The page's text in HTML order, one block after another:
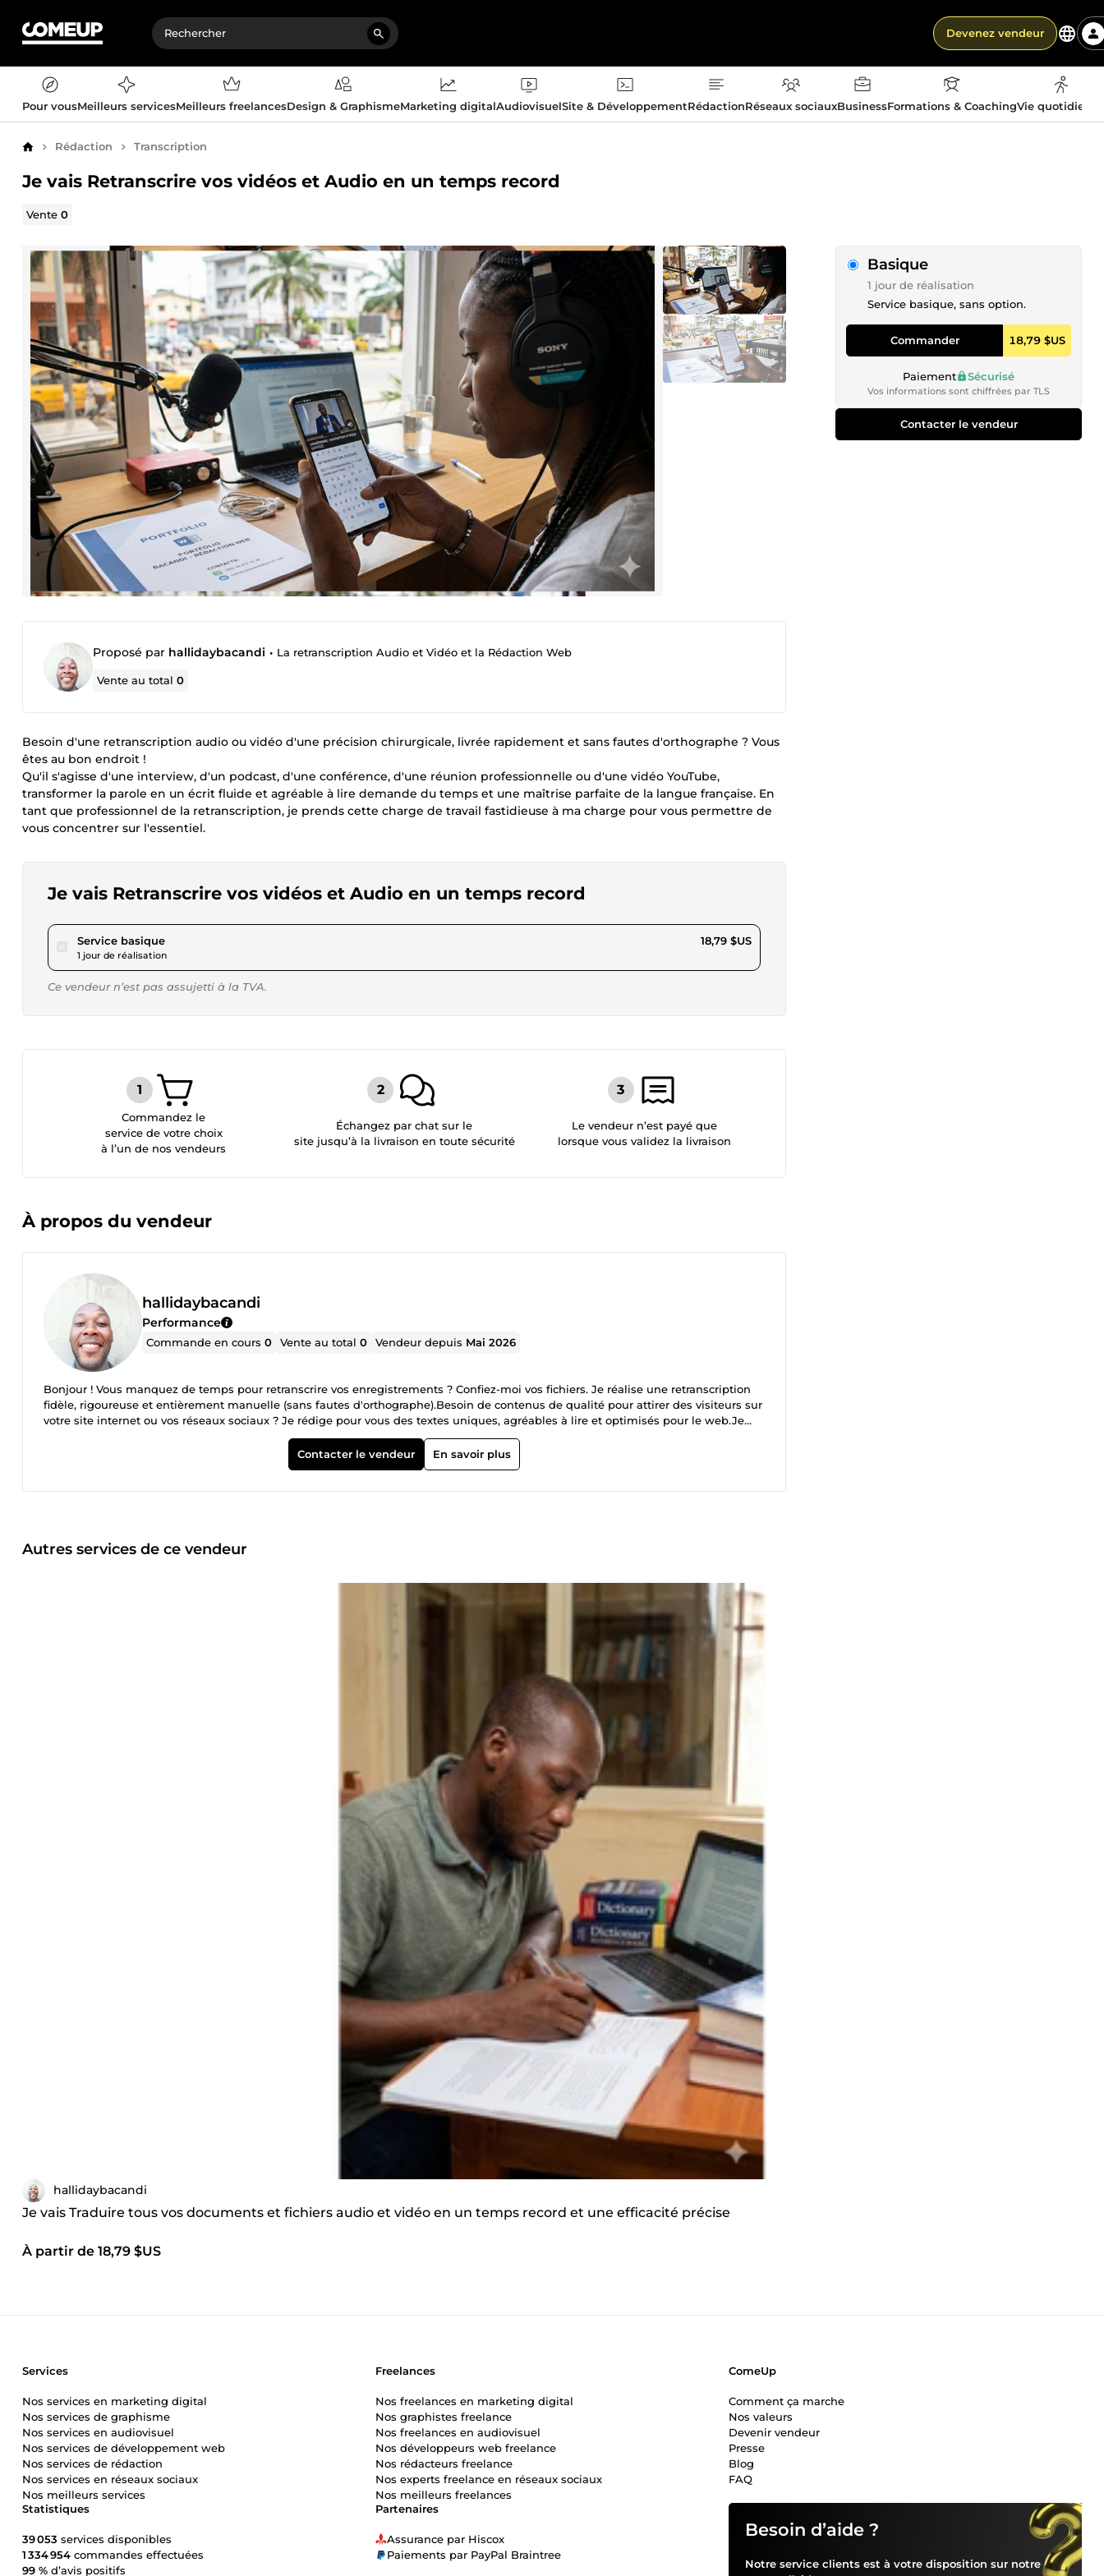
Devenez vendeur
Pour vousMeilleurs servicesMeilleurs freelancesDesign & GraphismeMarketing digitalAudiovisuelSite & DéveloppementRédactionRéseaux sociauxBusinessFormations & CoachingVie
AccueilRédaction Transcription
Je vais Retranscrire vos vidéos et Audio en un temps record
Vente0
Proposé par hallidaybacandi • La retranscription Audio et Vidéo et la Rédaction Web
Vente au total0
Besoin d'une retranscription audio ou vidéo d'une précision chirurgicale, livrée rapidement et sans fautes d'orthographe ? Vous
êtes au bon endroit !
Qu'il s'agisse d'une interview, d'un podcast, d'une conférence, d'une réunion professionnelle ou d'une vidéo YouTube,
transformer la parole en un écrit fluide et agréable à lire demande du temps et une maîtrise parfaite de la langue française. En
tant que professionnel de la retranscription, je prends cette charge de travail fastidieuse à ma charge pour vous permettre de
vous concentrer sur l'essentiel.
Je vais Retranscrire vos vidéos et Audio en un temps record
Service basiquepour 17,32 $US
1 jour de réalisation
18,79 $US
Ce vendeur n’est pas assujetti à la TVA.
Basique
1 jour de réalisation
Service basique, sans option.
Commander 18,79 $US
Paiement Sécurisé
Vos informations sont chiffrées par TLS
Contacter le vendeur
Commandez le
service de votre choix
à l’un de nos vendeurs
Échangez par chat sur le
site jusqu’à la livraison en toute sécurité
Le vendeur n’est payé que
lorsque vous validez la livraison
À propos du vendeur
hallidaybacandi
Performance
Commande en cours0 Vente au total0 Vendeur depuis Mai 2026
Bonjour ! Vous manquez de temps pour retranscrire vos enregistrements ? Confiez-moi vos fichiers. Je réalise une retranscription
fidèle, rigoureuse et entièrement manuelle (sans fautes d'orthographe).Besoin de contenus de qualité pour attirer des visiteurs sur
votre site internet ou vos réseaux sociaux ? Je rédige pour vous des textes uniques, agréables à lire et optimisés pour le web.Je
vais retranscrire vos fichiers audio et vidéo en texte en 48h
Contacter le vendeur
En savoir plus
Autres services de ce vendeur
hallidaybacandi
Je vais Traduire tous vos documents et fichiers audio et vidéo en un temps record et une efficacité précise
À partir de 18,79 $US
Besoin d’aide ?
Notre service clients est à votre disposition sur notre
Partenaires
Assurance par Hiscox
Paiements par PayPal Braintree
Statistiques
39 053 services disponibles
1 334 954 commandes effectuées
99 % d’avis positifs
Services
Nos services en marketing digital
Nos services de graphisme
Nos services en audiovisuel
Nos services de développement web
Nos services de rédaction
Nos services en réseaux sociaux
Nos meilleurs services
Freelances
Nos freelances en marketing digital
Nos graphistes freelance
Nos freelances en audiovisuel
Nos développeurs web freelance
Nos rédacteurs freelance
Nos experts freelance en réseaux sociaux
Nos meilleurs freelances
ComeUp
Comment ça marche
Nos valeurs
Devenir vendeur
Presse
Blog
FAQ